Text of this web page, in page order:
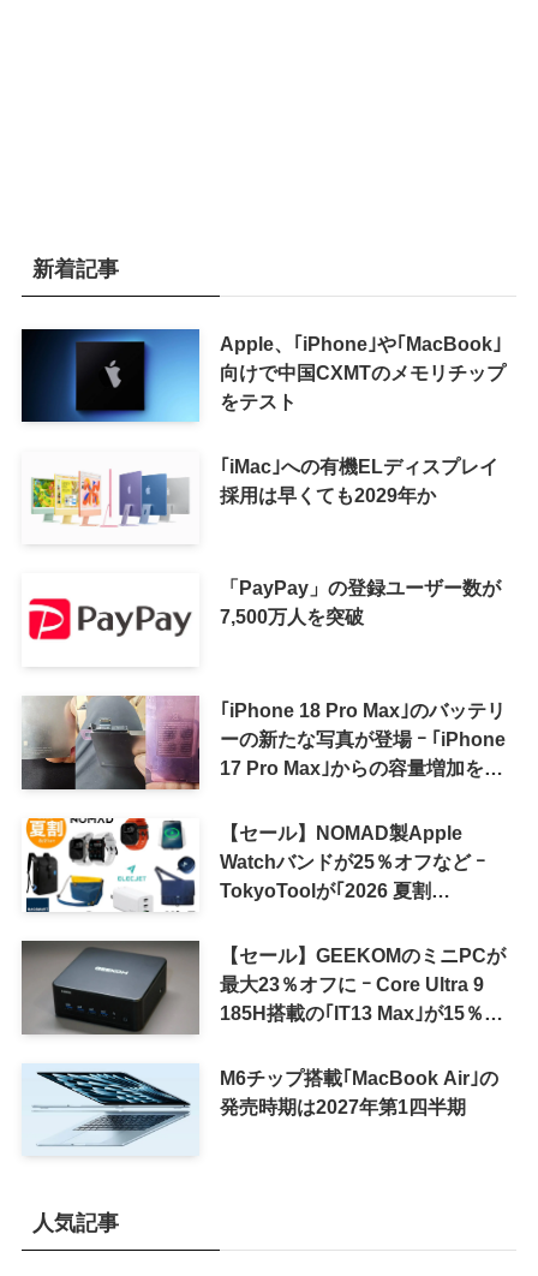
新着記事
Apple、｢iPhone｣や｢MacBook｣
向けで中国CXMTのメモリチップ
をテスト
｢iMac｣への有機ELディスプレイ
採用は早くても2029年か
「PayPay」の登録ユーザー数が
7,500万人を突破
｢iPhone 18 Pro Max｣のバッテリ
ーの新たな写真が登場 ｰ ｢iPhone
17 Pro Max｣からの容量増加を確
【セール】NOMAD製Apple
Watchバンドが25％オフなど ｰ
TokyoToolが｢2026 夏割
【セール】GEEKOMのミニPCが
最大23％オフに ｰ Core Ultra 9
185H搭載の｢IT13 Max｣が15％オ
M6チップ搭載｢MacBook Air｣の
発売時期は2027年第1四半期
人気記事